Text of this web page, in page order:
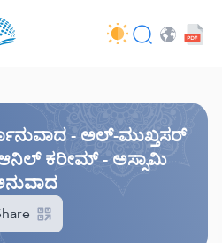
API
- ಅಲ್-ಮುಖ್ತಸರ್
ಕರೀಮ್ - ಅಸ್ಸಾಮಿ